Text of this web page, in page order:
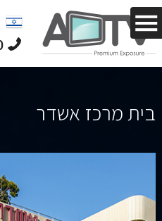
מחפש לפרסם
לקהל ייחודי
וממוקד?
בית מרכז אשדר